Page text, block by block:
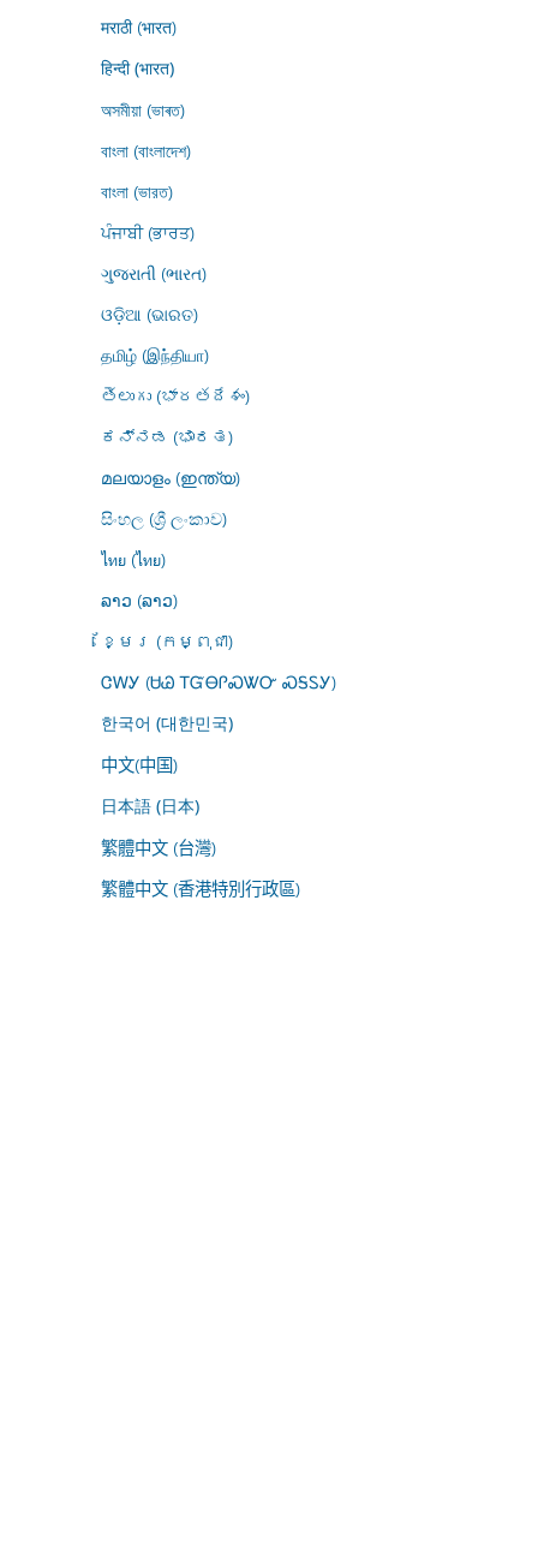
मराठी (भारत)
हिन्दी (भारत)
অসমীয়া (ভাৰত)
বাংলা (বাংলাদেশ)
বাংলা (ভারত)
ਪੰਜਾਬੀ (ਭਾਰਤ)
ગુજરાતી (ભારત)
ଓଡ଼ିଆ (ଭାରତ)
தமிழ் (இந்தியா)
తెలుగు (భారతదేశం)
ಕನ್ನಡ (ಭಾರತ)
മലയാളം (ഇന്ത്യ)
සිංහල (ශ්‍රී ලංකාව)
ไทย (ไทย)
ລາວ (ລາວ)
ខ្មែរ (កម្ពុជា)
ᏣᎳᎩ (ᏌᏊ ᎢᏳᎾᎵᏍᏔᏅ ᏍᎦᏚᎩ)
한국어 (대한민국)
中文(中国)
日本語 (日本)
繁體中文 (台灣)
繁體中文 (香港特別行政區)